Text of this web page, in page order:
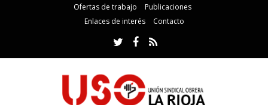
Ofertas de trabajo
Publicaciones
Enlaces de interés
Contacto